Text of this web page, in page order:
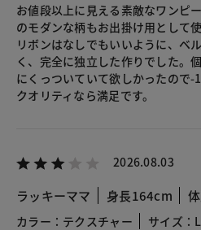
お値段以上に見える素敵なワンピ
のモダンな柄もお出掛け用として使
リボンはなしでもいいように、ベ
く、完全に独立した作りでした。
にくっついていて欲しかったので-
クオリティなら満足です。
2026.08.03
ラッキーママ 身長164cm
カラー：テクスチャー
サイズ：L